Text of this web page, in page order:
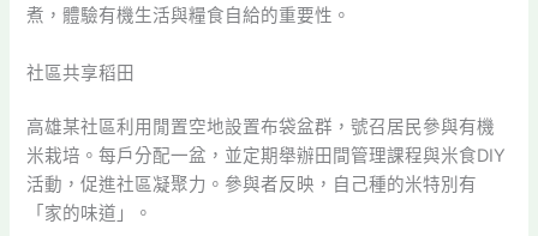
煮，體驗有機生活與糧食自給的重要性。
社區共享稻田
高雄某社區利用閒置空地設置布袋盆群，號召居民參與有機
米栽培。每戶分配一盆，並定期舉辦田間管理課程與米食DIY
活動，促進社區凝聚力。參與者反映，自己種的米特別有
「家的味道」。